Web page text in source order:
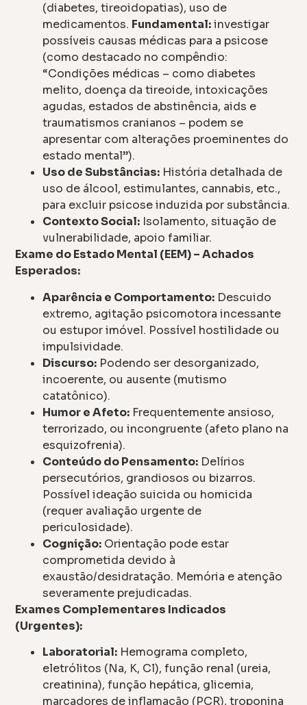
(diabetes, tireoidopatias), uso de
medicamentos. Fundamental:investigar
possíveis causas médicas para a psicose
(como destacado no compêndio:
“Condições médicas – como diabetes
melito, doença da tireoide, intoxicações
agudas, estados de abstinência, aids e
traumatismos cranianos – podem se
apresentar com alterações proeminentes do
estado mental”).
Uso de Substâncias: História detalhada de
uso de álcool, estimulantes, cannabis, etc.,
para excluir psicose induzida por substância.
Contexto Social: Isolamento, situação de
vulnerabilidade, apoio familiar.
Exame do Estado Mental (EEM) – Achados
Esperados:
Aparência e Comportamento: Descuido
extremo, agitação psicomotora incessante
ou estupor imóvel. Possível hostilidade ou
impulsividade.
Discurso: Podendo ser desorganizado,
incoerente, ou ausente (mutismo
catatônico).
Humor e Afeto: Frequentemente ansioso,
terrorizado, ou incongruente (afeto plano na
esquizofrenia).
Conteúdo do Pensamento: Delírios
persecutórios, grandiosos ou bizarros.
Possível ideação suicida ou homicida
(requer avaliação urgente de
periculosidade).
Cognição: Orientação pode estar
comprometida devido à
exaustão/desidratação. Memória e atenção
severamente prejudicadas.
Exames Complementares Indicados
(Urgentes):
Laboratorial: Hemograma completo,
eletrólitos (Na, K, Cl), função renal (ureia,
creatinina), função hepática, glicemia,
marcadores de inflamação (PCR), troponina